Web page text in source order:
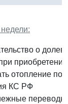
о
отопление по
КС РФ
переводы